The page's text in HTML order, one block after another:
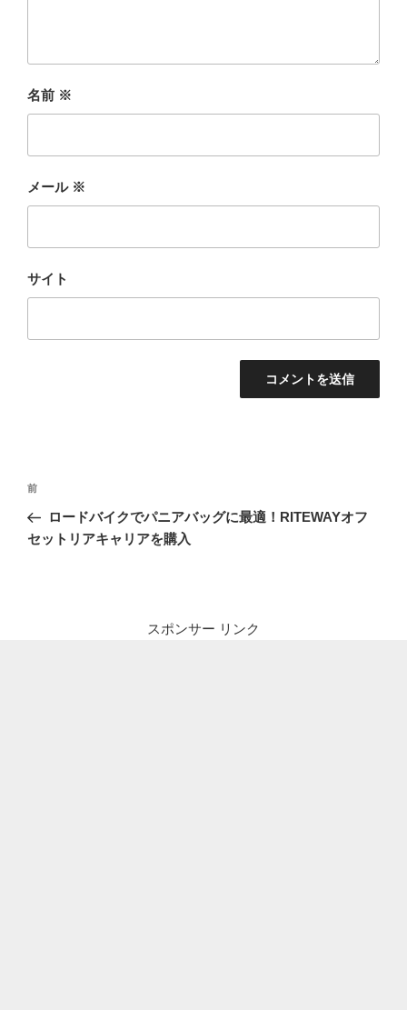
名前 ※
メール ※
サイト
投
ナ
前
の
投
前
ロードバイクでパニアバッグに最適！RITEWAYオフ
セットリアキャリアを購入
スポンサー リンク